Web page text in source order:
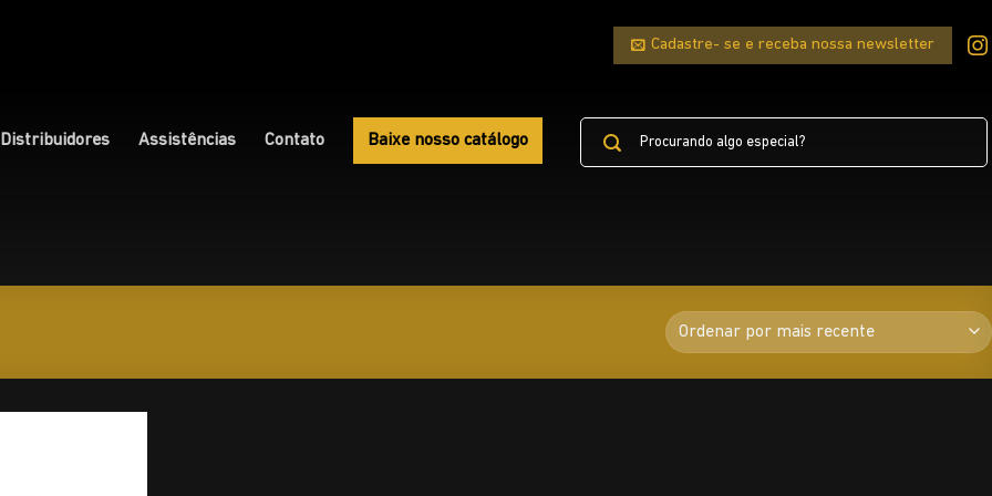
Cadastre- se e receba nossa newsletter
Distribuidores Assistências Contato Baixe nosso catálogo
Pesquisar